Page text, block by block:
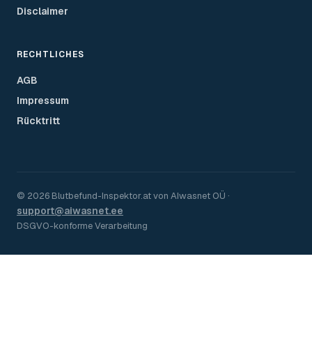
Disclaimer
RECHTLICHES
AGB
Impressum
Rücktritt
© 2026 Blutbefund-Inspektor.atvon AIwasnet OÜ ·
support@aiwasnet.ee
DSGVO-konforme Verarbeitung